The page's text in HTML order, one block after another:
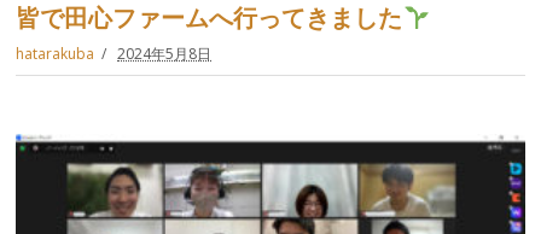
皆で田心ファームへ行ってきました
hatarakuba 2024年5月8日